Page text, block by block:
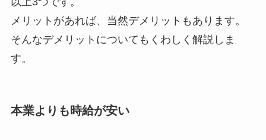
メリットがあれば、当然デメリットもあります。
そんなデメリットについてもくわしく解説しま
す。
本業よりも時給が安い